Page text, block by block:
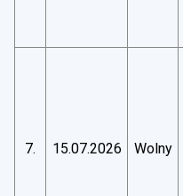
7. 15.07.2026 Wolny